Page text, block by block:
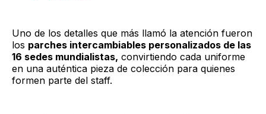
Uno de los detalles que más llamó la atención fueron
los parches intercambiables personalizados de las
16 sedes mundialistas, convirtiendo cada uniforme
en una auténtica pieza de colección para quienes
formen parte del staff.